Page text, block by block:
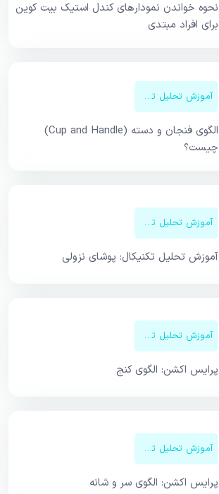
نحوه خواندن نمودارهای کندل استیک بیت کوین
برای افراد مبتدی
آموزش تحلیل تکنیکال
الگوی فنجان و دسته (Cup and Handle)
چیست؟
آموزش تحلیل تکنیکال
آموزش تحلیل تکنیکال: پوشای نزولی
آموزش تحلیل تکنیکال
پرایس اکشن: الگوی کنج
آموزش تحلیل تکنیکال
پرایس اکشن: الگوی سر و شانه